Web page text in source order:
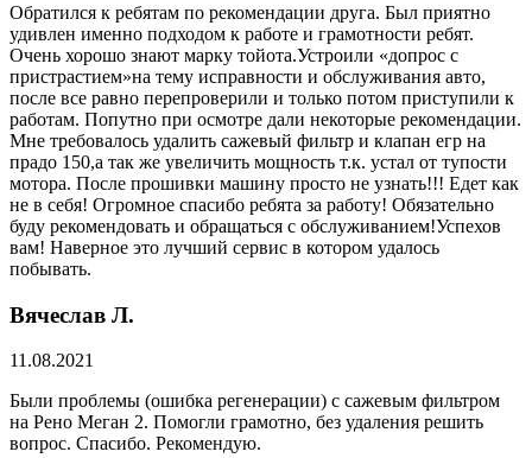
Обратился к ребятам по рекомендации друга. Был приятно
удивлен именно подходом к работе и грамотности ребят.
Очень хорошо знают марку тойота.Устроили «допрос с
пристрастием»на тему исправности и обслуживания авто,
после все равно перепроверили и только потом приступили к
работам. Попутно при осмотре дали некоторые рекомендации.
Мне требовалось удалить сажевый фильтр и клапан егр на
прадо 150,а так же увеличить мощность т.к. устал от тупости
мотора. После прошивки машину просто не узнать!!! Едет как
не в себя! Огромное спасибо ребята за работу! Обязательно
буду рекомендовать и обращаться с обслуживанием!Успехов
вам! Наверное это лучший сервис в котором удалось
побывать.
Вячеслав Л.
11.08.2021
Были проблемы (ошибка регенерации) с сажевым фильтром
на Рено Меган 2. Помогли грамотно, без удаления решить
вопрос. Спасибо. Рекомендую.